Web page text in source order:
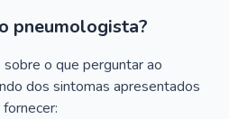
pneumologista?
o que perguntar ao
dos sintomas apresentados